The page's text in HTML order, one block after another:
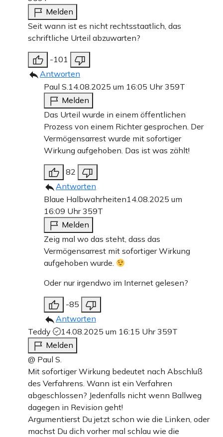
Melden
Seit wann ist es nicht rechtsstaatlich, das
schriftliche Urteil abzuwarten?
-101
Antworten
Paul S.14.08.2025 um 16:05 Uhr359T
Melden
Das Urteil wurde in einem öffentlichen
Prozess von einem Richter gesprochen. Der
Vermögensarrest wurde mit sofortiger
Wirkung aufgehoben. Das ist was zählt!
82
Antworten
Blaue Halbwahrheiten14.08.2025 um
16:09 Uhr359T
Melden
Zeig mal wo das steht, dass das
Vermögensarrest mit sofortiger Wirkung
aufgehoben wurde.
Oder nur irgendwo im Internet gelesen?
-85
Antworten
Teddy
14.08.2025 um 16:15 Uhr359T
Melden
@ Paul S.
Mit sofortiger Wirkung bedeutet nach Abschluß
des Verfahrens. Wann ist ein Verfahren
abgeschlossen? Jedenfalls nicht wenn Ballweg
dagegen in Revision geht!
Argumentierst Du jetzt schon wie die Linken, oder
machst Du dich vorher mal schlau wie die